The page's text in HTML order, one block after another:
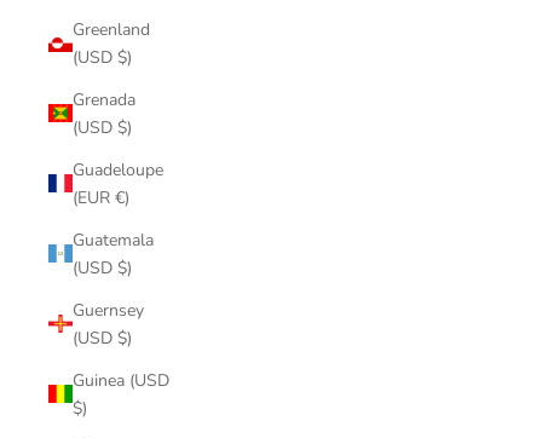
Greenland
(USD $)
Grenada
(USD $)
Guadeloupe
(EUR €)
Guatemala
(USD $)
Guernsey
(USD $)
Guinea (USD
$)